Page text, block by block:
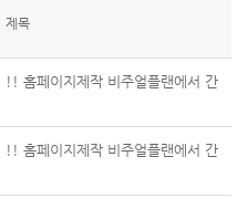
제목
홈페이지제작 비주얼플랜에서 간
홈페이지제작 비주얼플랜에서 간